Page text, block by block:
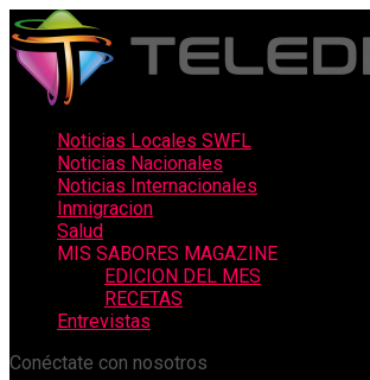
Noticias Locales SWFL
Noticias Nacionales
Noticias Internacionales
Inmigracion
Salud
MIS SABORES MAGAZINE
EDICION DEL MES
RECETAS
Entrevistas
Conéctate con nosotros